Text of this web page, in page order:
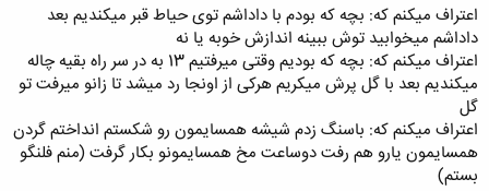
اعتراف میکنم که: بچه که بودم با داداشم توی حیاط قبر میکندیم بعد
داداشم میخوابید توش ببینه اندازش خوبه یا نه
اعتراف میکنم که: بچه که بودیم وقتی میرفتیم 13 به در سر راه بقیه چاله
میکندیم بعد با گل پرش میکریم هرکی از اونجا رد میشد تا زانو میرفت تو
گل
اعتراف میکنم که: باسنگ زدم شیشه همسایمون رو شکستم انداختم گردن
همسایمون یارو هم رفت دوساعت مخ همسایمونو بکار گرفت (منم فلنگو
بستم)